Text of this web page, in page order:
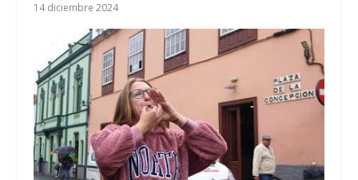
14 diciembre 2024